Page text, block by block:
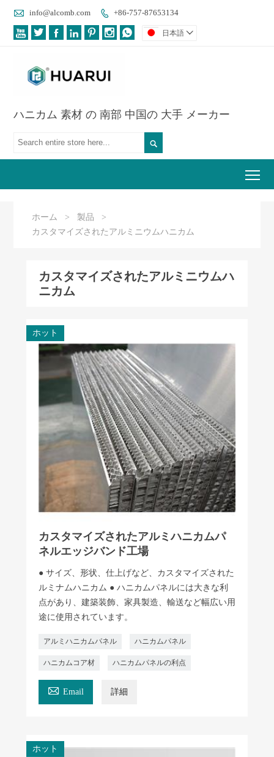
 info@alcomb.com  +86-757-87653134
       日本語 
ハニカム 素材 の 南部 中国の 大手 メーカー

ホーム > 製品
>
カスタマイズされたアルミニウムハニカム
カスタマイズされたアルミニウムハ
ニカム
ホット
カスタマイズされたアルミハニカムパ
ネルエッジバンド工場
● サイズ、形状、仕上げなど、カスタマイズされた
ルミナムハニカム ● ハニカムパネルには大きな利
点があり、建築装飾、家具製造、輸送など幅広い用
途に使用されています。
アルミハニカムパネル ハニカムパネル
ハニカムコア材 ハニカムパネルの利点
 Email 詳細
ホット